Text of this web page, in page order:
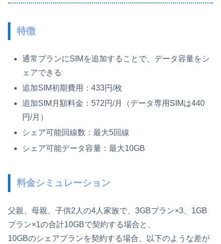
特徴
通常プランにSIMを追加することで、データ容量をシ
ェアできる
追加SIM初期費用：433円/枚
追加SIM月額料金：572円/月（データ専用SIMは440
円/月）
シェア可能回線数：最大5回線
シェア可能データ容量：最大10GB
料金シミュレーション
父親、母親、子供2人の4人家族で、3GBプラン×3、1GB
プラン×1の合計10GBで契約する場合と、
10GBのシェアプランを契約する場合、以下のような差が